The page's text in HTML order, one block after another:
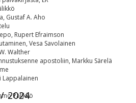
Gustaf A. Aho
Rupert Efraimson
Vesa Savolainen
Walther
apostoliin, Markku Särelä
Lappalainen
Pälikkö
2024